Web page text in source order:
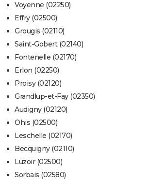
Voyenne (02250)
Effry (02500)
Grougis (02110)
Saint-Gobert (02140)
Fontenelle (02170)
Erlon (02250)
Proisy (02120)
Grandlup-et-Fay (02350)
Audigny (02120)
Ohis (02500)
Leschelle (02170)
Becquigny (02110)
Luzoir (02500)
Sorbais (02580)